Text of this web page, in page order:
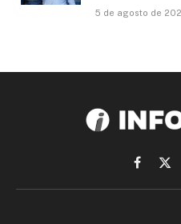
5 de agosto de
Facebook
X